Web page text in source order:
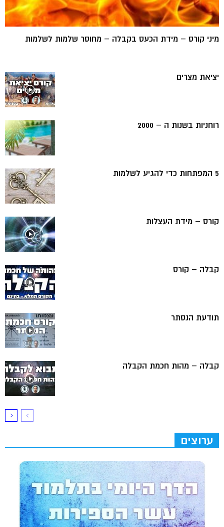
מיני קורס – מידת הכעס בקבלה – מחוסר שלמות לשלמות
יציאת מצרים
רוחניות בשנות ה – 2000
5 המפתחות כדי להגיע לשלמות
קורס – מידת העצלות
קבלה – קורס
תודעת הנסתר
קבלה – מהות חכמת הקבלה
ערוצים